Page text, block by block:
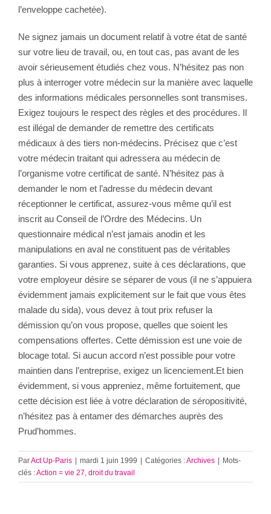
l’enveloppe cachetée).
Ne signez jamais un document relatif à votre état de santé
sur votre lieu de travail, ou, en tout cas, pas avant de les
avoir sérieusement étudiés chez vous. N’hésitez pas non
plus à interroger votre médecin sur la manière avec laquelle
des informations médicales personnelles sont transmises.
Exigez toujours le respect des règles et des procédures. Il
est illégal de demander de remettre des certificats
médicaux à des tiers non-médecins. Précisez que c’est
votre médecin traitant qui adressera au médecin de
l’organisme votre certificat de santé. N’hésitez pas à
demander le nom et l’adresse du médecin devant
réceptionner le certificat, assurez-vous même qu’il est
inscrit au Conseil de l’Ordre des Médecins. Un
questionnaire médical n’est jamais anodin et les
manipulations en aval ne constituent pas de véritables
garanties. Si vous apprenez, suite à ces déclarations, que
votre employeur désire se séparer de vous (il ne s’appuiera
évidemment jamais explicitement sur le fait que vous êtes
malade du sida), vous devez à tout prix refuser la
démission qu’on vous propose, quelles que soient les
compensations offertes. Cette démission est une voie de
blocage total. Si aucun accord n’est possible pour votre
maintien dans l’entreprise, exigez un licenciement.Et bien
évidemment, si vous appreniez, même fortuitement, que
cette décision est liée à votre déclaration de séropositivité,
n’hésitez pas à entamer des démarches auprès des
Prud’hommes.
ParAct Up-Paris | mardi 1 juin 1999 | Catégories :Archives | Mots-
clés :Action = vie 27 droit du travail